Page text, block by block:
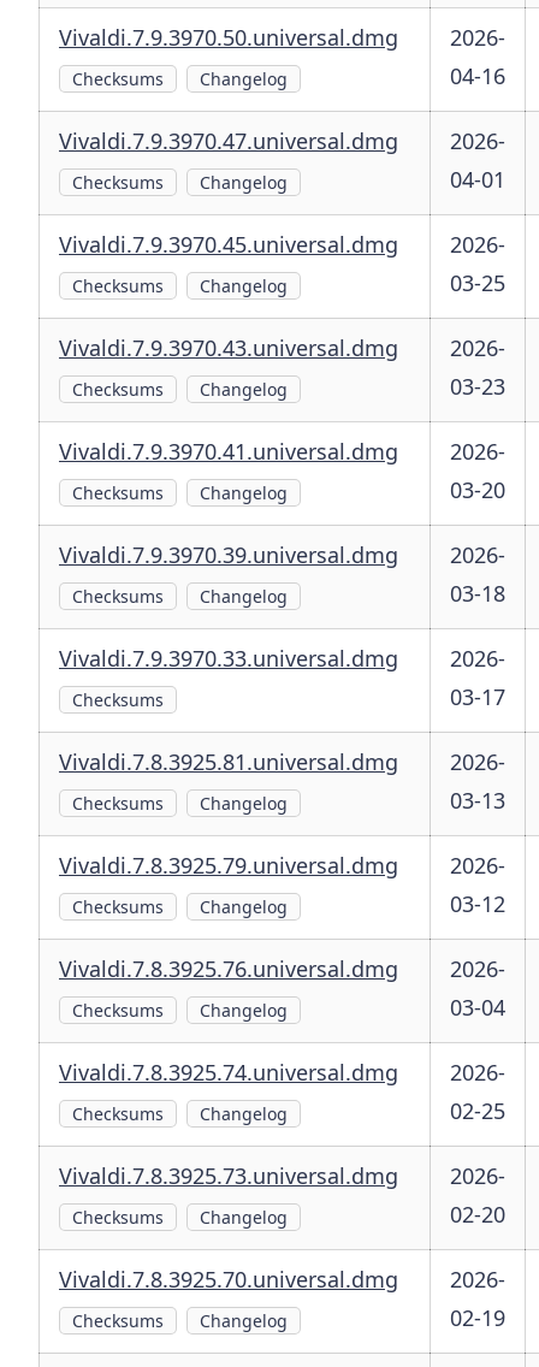
Vivaldi.7.9.3970.50.universal.dmg
Checksums Changelog
2026-
04-16
Vivaldi.7.9.3970.47.universal.dmg
Checksums Changelog
2026-
04-01
Vivaldi.7.9.3970.45.universal.dmg
Checksums Changelog
2026-
03-25
Vivaldi.7.9.3970.43.universal.dmg
Checksums Changelog
2026-
03-23
Vivaldi.7.9.3970.41.universal.dmg
Checksums Changelog
2026-
03-20
Vivaldi.7.9.3970.39.universal.dmg
Checksums Changelog
2026-
03-18
Vivaldi.7.9.3970.33.universal.dmg
Checksums
2026-
03-17
Vivaldi.7.8.3925.81.universal.dmg
Checksums Changelog
2026-
03-13
Vivaldi.7.8.3925.79.universal.dmg
Checksums Changelog
2026-
03-12
Vivaldi.7.8.3925.76.universal.dmg
Checksums Changelog
2026-
03-04
Vivaldi.7.8.3925.74.universal.dmg
Checksums Changelog
2026-
02-25
Vivaldi.7.8.3925.73.universal.dmg
Checksums Changelog
2026-
02-20
Vivaldi.7.8.3925.70.universal.dmg
Checksums Changelog
2026-
02-19